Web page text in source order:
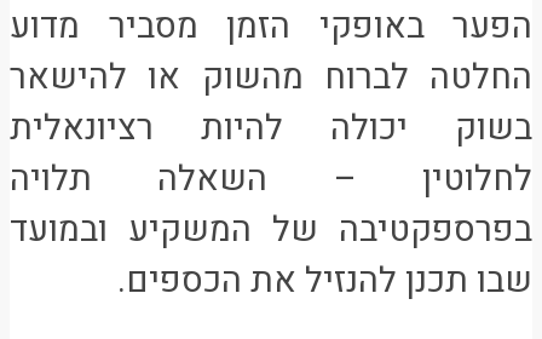
הפער באופקי הזמן מסביר מדוע
החלטה לברוח מהשוק או להישאר
בשוק יכולה להיות רציונאלית
לחלוטין – השאלה תלויה
בפרספקטיבה של המשקיע ובמועד
שבו תכנן להנזיל את הכספים.